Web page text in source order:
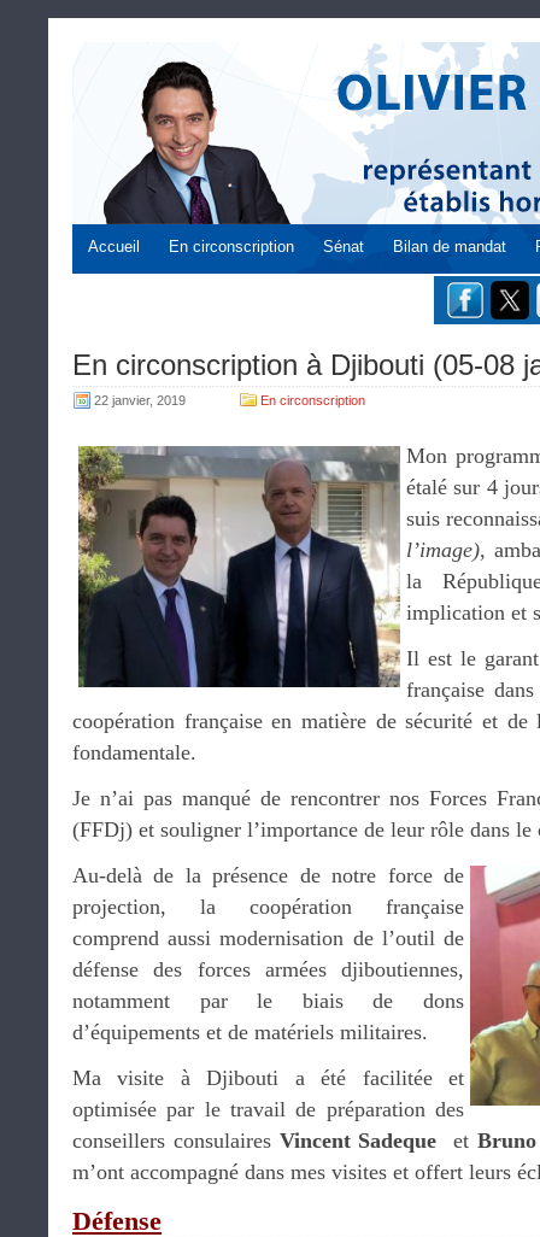
Accueil En circonscription Sénat Bilan de mandat
En circonscription à Djibouti (05-08
22 janvier, 2019 En circonscription
Mon
étalé sur 4
suis
l’image),
la
implication et
Il est le
française
coopération française en matière de sécurité et
fondamentale.
Je n’ai pas manqué de rencontrer nos Forces
(FFDj) et souligner l’importance de leur rôle dans
Au-delà de la présence de notre force de
projection, la coopération française
comprend aussi modernisation de l’outil de
défense des forces armées djiboutiennes,
notamment par le biais de dons
d’équipements et de matériels militaires.
Ma visite à Djibouti a été facilitée et
optimisée par le travail de préparation des
conseillers consulaires Vincent Sadeque et
m’ont accompagné dans mes visites et offert leurs
Défense